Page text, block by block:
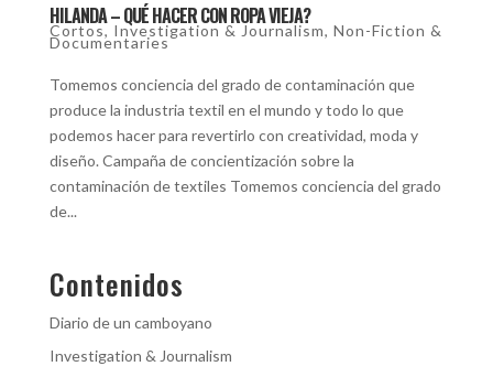
HILANDA – QUÉ HACER CON ROPA VIEJA?
Cortos, Investigation & Journalism, Non-Fiction &
Documentaries
Tomemos conciencia del grado de contaminación que
produce la industria textil en el mundo y todo lo que
podemos hacer para revertirlo con creatividad, moda y
diseño. Campaña de concientización sobre la
contaminación de textiles Tomemos conciencia del grado
de...
Contenidos
Diario de un camboyano
Investigation & Journalism